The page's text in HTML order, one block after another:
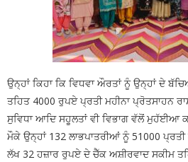
ਉਨ੍ਹਾਂ ਕਿਹਾ ਕਿ ਵਿਧਵਾ ਔਰਤਾਂ ਨੂੰ ਉਨ੍ਹਾਂ ਦੇ
ਤਹਿਤ 4000 ਰੁਪਏ ਪ੍ਰਤੀ ਮਹੀਨਾ ਪ੍ਰੋਤਸਾਹਨ
ਸੁਵਿਧਾ ਆਦਿ ਸਹੂਲਤਾਂ ਵੀ ਵਿਭਾਗ ਵੱਲੋਂ
ਮੌਕੇ ਉਨ੍ਹਾਂ 132 ਲਾਭਪਾਤਰੀਆਂ ਨੂੰ 51000 ਪ੍ਰਤੀ
ਲੱਖ 32 ਹਜ਼ਾਰ ਰੁਪਏ ਦੇ ਚੈੱਕ ਅਸ਼ੀਰਵਾਦ ਸਕੀਮ